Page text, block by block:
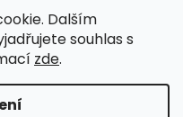
Dalším
souhlas s
zde.